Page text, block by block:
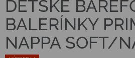
DETSKÉ
BALERÍNKY
NAPPA SOFT/